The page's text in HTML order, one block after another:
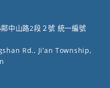
中山路2段２號 統一編號
Rd., Ji’an Township,